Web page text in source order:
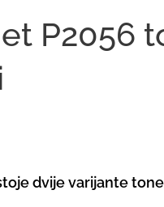
P2056
dvije varijante